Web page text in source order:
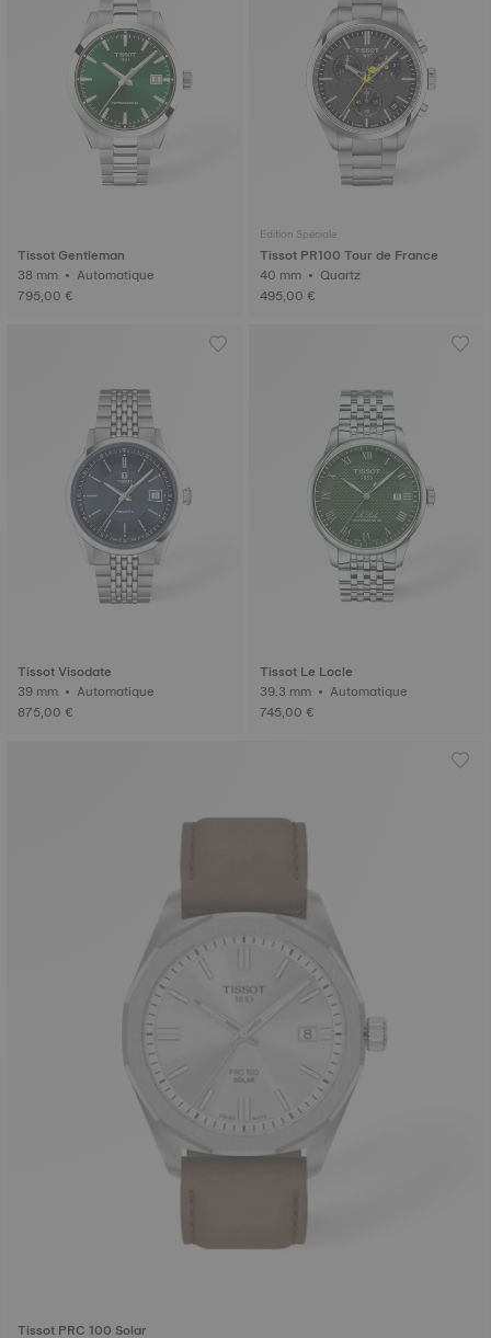
Tissot Gentleman
38 mm • Automatique
795,00 €
Edition Spéciale
Tissot PR100 Tour de France
40 mm • Quartz
495,00 €
Tissot Visodate
39 mm • Automatique
875,00 €
Tissot Le Locle
39.3 mm • Automatique
745,00 €
Tissot PRC 100 Solar